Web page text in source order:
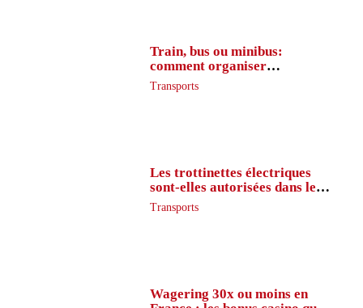
Train, bus ou minibus:
comment organiser
l’itinéraire en France
Transports
Les trottinettes électriques
sont-elles autorisées dans le
métro ?
Transports
Wagering 30x ou moins en